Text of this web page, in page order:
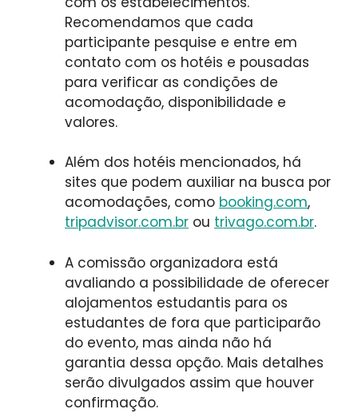
Recomendamos que cada
participante pesquise e entre em
contato com os hotéis e pousadas
para verificar as condições de
acomodação, disponibilidade e
valores.
Além dos hotéis mencionados, há
sites que podem auxiliar na busca por
acomodações, como booking.com,
tripadvisor.com.br ou trivago.com.br.
A comissão organizadora está
avaliando a possibilidade de oferecer
alojamentos estudantis para os
estudantes de fora que participarão
do evento, mas ainda não há
garantia dessa opção. Mais detalhes
serão divulgados assim que houver
confirmação.